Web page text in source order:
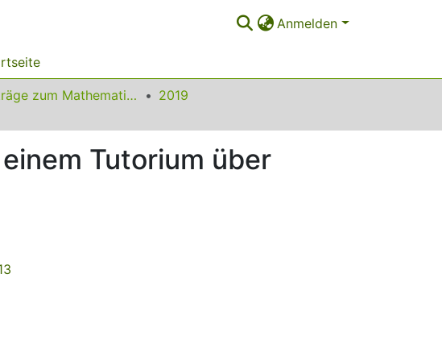
Anmelden
Beiträge zum Mathematikunterricht
2019
Tutorium über